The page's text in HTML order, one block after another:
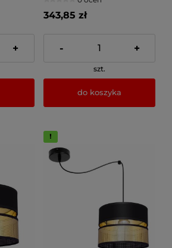
+
343,85 zł
- +
szt.
do koszyka